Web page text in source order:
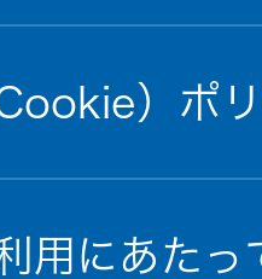
）ポ
用にあたっ